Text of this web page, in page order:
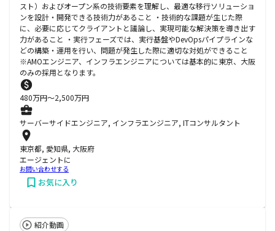
スト）およびオープン系の技術要素を理解し、最適な移行ソリューショ
ンを設計・開発できる技術力があること ・技術的な課題が生じた際
に、必要に応じてクライアントと議論し、実現可能な解決策を導き出す
力があること ・実行フェーズでは、実行基盤やDevOpsパイプラインな
どの構築・運用を行い、問題が発生した際に適切な対処ができること
※AMOエンジニア、インフラエンジニアについては基本的に東京、大阪
のみの採用となります。
480万円〜2,500万円
サーバーサイドエンジニア, インフラエンジニア, ITコンサルタント
東京都, 愛知県, 大阪府
エージェントに
お問い合わせする
お気に入り
紹介動画